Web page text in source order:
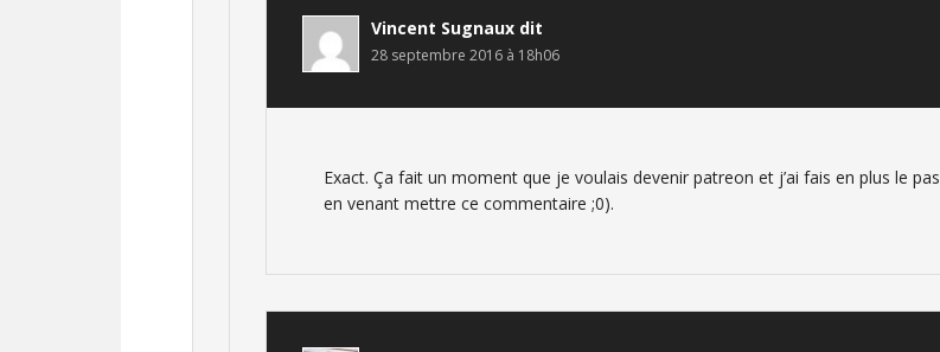
Vincent Sugnaux dit
28 septembre 2016 à 18h06
Exact. Ça fait un moment que je voulais devenir patreon et j’ai fais en plus le pas
en venant mettre ce commentaire ;0).